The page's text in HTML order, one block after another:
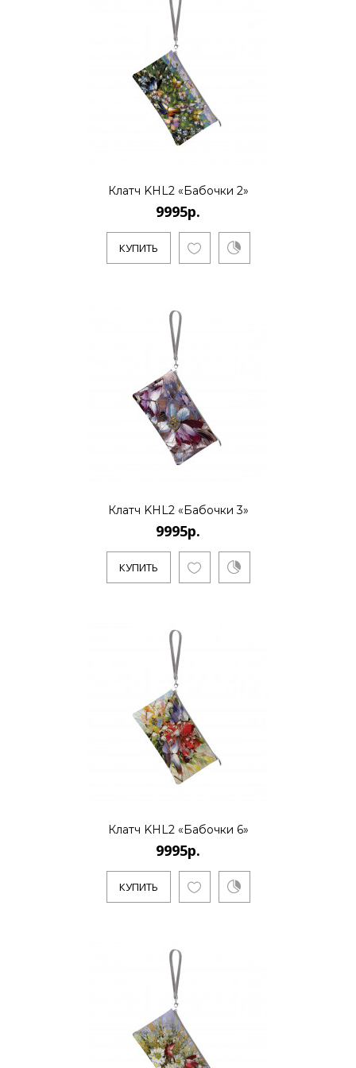
основателем нового стиля..
КУПИТЬ
Клатч KHL2 «Бабочки 3»
Художник Дмитрий Кустанович, живет и
работает в Санкт-Петербурге. Является
основателем нового стиля..
КУПИТЬ
Клатч KHL2 «Бабочки 6»
9995р.
Художник Дмитрий Кустанович, живет и
КУПИТЬ
цветы»
9995р.
Художник Дмитрий Кустанович, живет и
работает в Санкт-Петербурге. Является
основателем нового стиля..
цветами и травами»
9995р.
Художник Дмитрий Кустанович, живет и
работает в Санкт-Петербурге. Является
основателем нового стиля..
КУПИТЬ
Клатч KHL2 «Бабочки 2»
9995р.
КУПИТЬ
Клатч KHL2 «Бабочки 3»
9995р.
КУПИТЬ
Клатч KHL2 «Бабочки 6»
9995р.
КУПИТЬ